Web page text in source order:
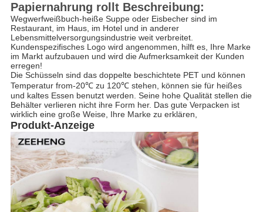
Papiernahrung rollt Beschreibung:
Wegwerfweißbuch-heiße Suppe oder Eisbecher sind im
Restaurant, im Haus, im Hotel und in anderer
Lebensmittelversorgungsindustrie weit verbreitet.
Kundenspezifisches Logo wird angenommen, hilft es, Ihre Marke
im Markt aufzubauen und wird die Aufmerksamkeit der Kunden
erregen!
Die Schüsseln sind das doppelte beschichtete PET und können
Temperatur from-20℃ zu 120℃ stehen, können sie für heißes
und kaltes Essen benutzt werden . Seine hohe Qualität stellen die
Behälter verlieren nicht ihre Form her. Das gute Verpacken ist
wirklich eine große Weise, Ihre Marke zu erklären,
Produkt-Anzeige